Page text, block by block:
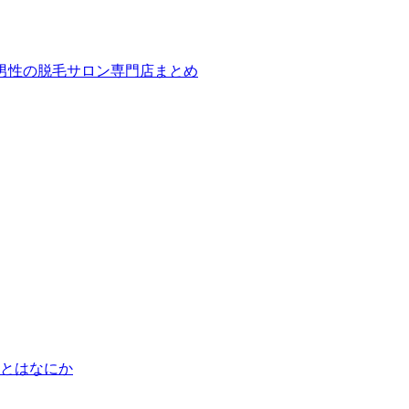
性の脱毛サロン専門店まとめ
はなにか